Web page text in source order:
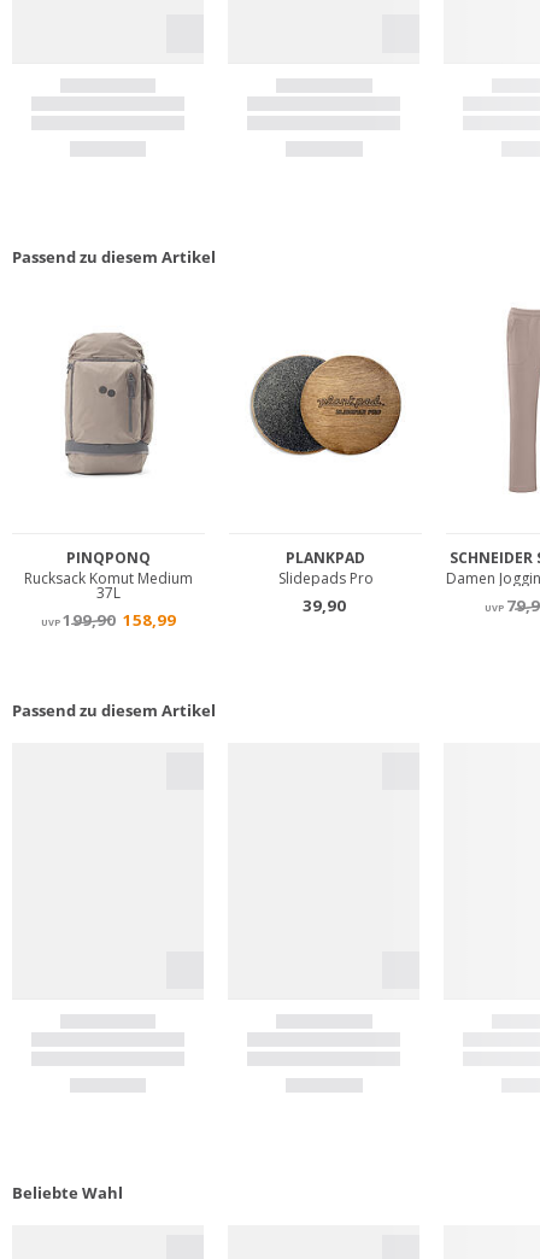
Passend zu diesem Artikel
Passend zu diesem Artikel
Beliebte Wahl